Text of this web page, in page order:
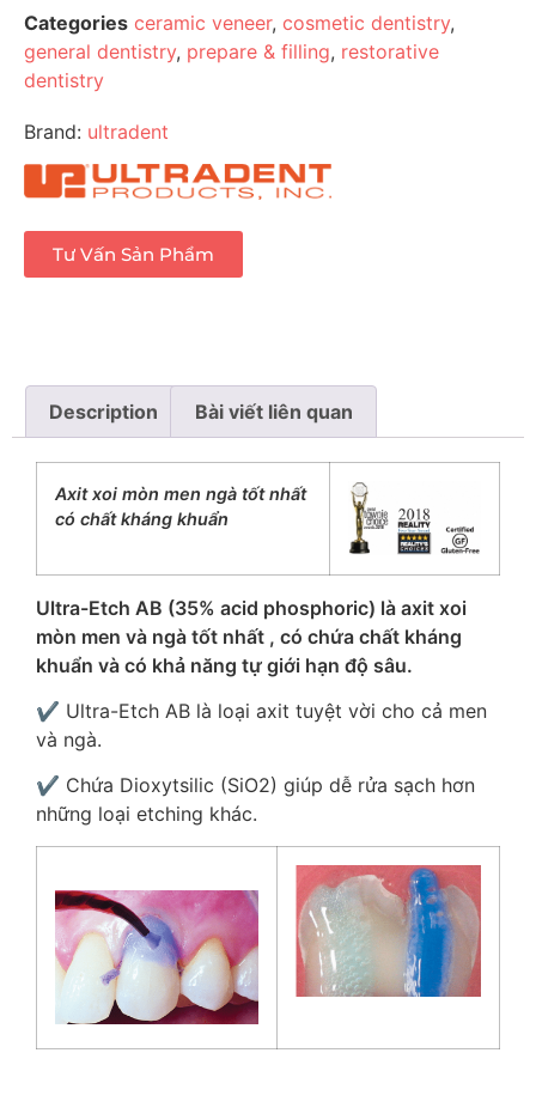
Categories ceramic veneer, cosmetic dentistry,
general dentistry, prepare & filling, restorative
dentistry
Brand: ultradent
Tư Vấn Sản Phẩm
Description Bài viết liên quan
Axit xoi mòn men ngà tốt nhất
có chất kháng khuẩn
Ultra-Etch AB (35% acid phosphoric) là axit xoi
mòn men và ngà tốt nhất , có chứa chất kháng
khuẩn và có khả năng tự giới hạn độ sâu.
✔️ Ultra-Etch AB là loại axit tuyệt vời cho cả men
và ngà.
✔️ Chứa Dioxytsilic (SiO2) giúp dễ rửa sạch hơn
những loại etching khác.